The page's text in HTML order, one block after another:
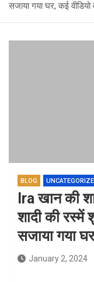
सजाया गया घर, कई वीडियो
BLOG
Ira खान की
शादी की
सजाया गया
January 2, 2024